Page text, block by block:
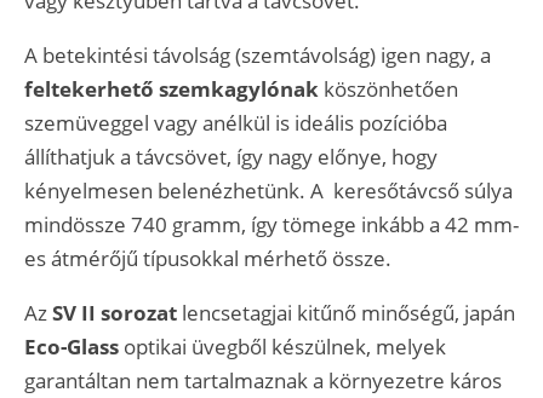
A betekintési távolság (szemtávolság) igen nagy, a
feltekerhető szemkagylónak köszönhetően
szemüveggel vagy anélkül is ideális pozícióba
állíthatjuk a távcsövet, így nagy előnye, hogy
kényelmesen belenézhetünk. A keresőtávcső súlya
mindössze 740 gramm, így tömege inkább a 42 mm-
es átmérőjű típusokkal mérhető össze.
AzSV II sorozat lencsetagjai kitűnő minőségű, japán
Eco-Glass optikai üvegből készülnek, melyek
garantáltan nem tartalmaznak a környezetre káros